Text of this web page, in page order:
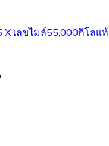
X เลขไมล์55,000กิโลแท้